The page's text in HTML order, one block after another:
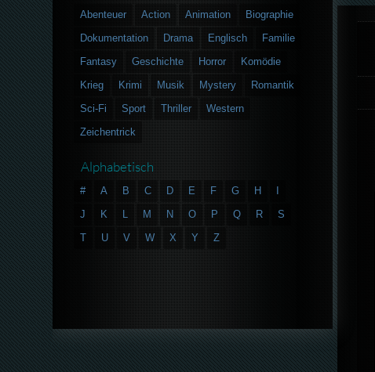
Abenteuer Action Animation
Biographie
Dokumentation
Drama Englisch
Familie
Fantasy
Geschichte Horror
Komödie
Krieg
Krimi Musik Mystery
Romantik
Sci-Fi
Sport Thriller
Western
Zeichentrick
Alphabetisch
# A B C D E F G H
J
K L M N O P Q R
S
T
U V W X Y Z